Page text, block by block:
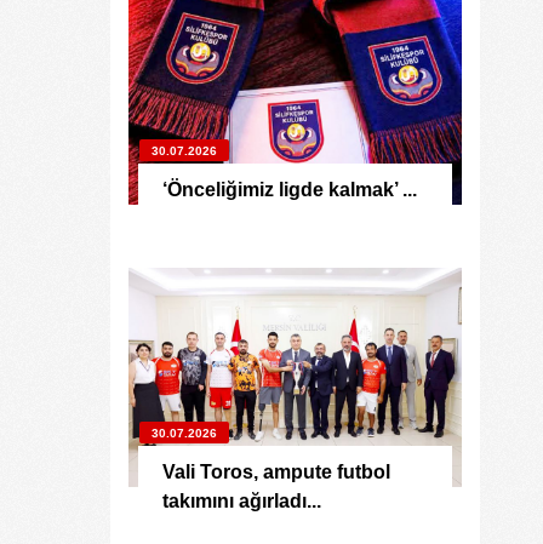
30.07.2026
‘Önceliğimiz ligde kalmak’ ...
30.07.2026
Vali Toros, ampute futbol
takımını ağırladı...